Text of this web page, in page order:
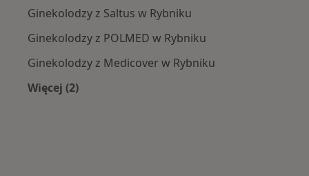
Ginekolodzy z Saltus w Rybniku
Ginekolodzy z POLMED w Rybniku
Ginekolodzy z Medicover w Rybniku
Więcej (2)